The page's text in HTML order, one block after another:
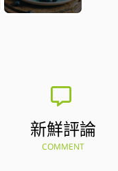
新鮮評論
COMMENT